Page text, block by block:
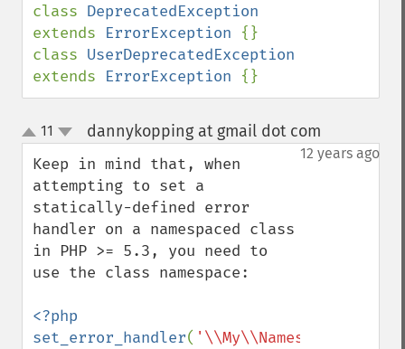
class
extends ErrorException {}
class
extends ErrorException {}
up
down
11 dannykopping at gmail dot com
12 years ago
Keep in mind that, when
attempting to set a
statically-defined error
handler on a namespaced class
in PHP >= 5.3, you need to
use the class namespace:
<?php
set_error_handler(